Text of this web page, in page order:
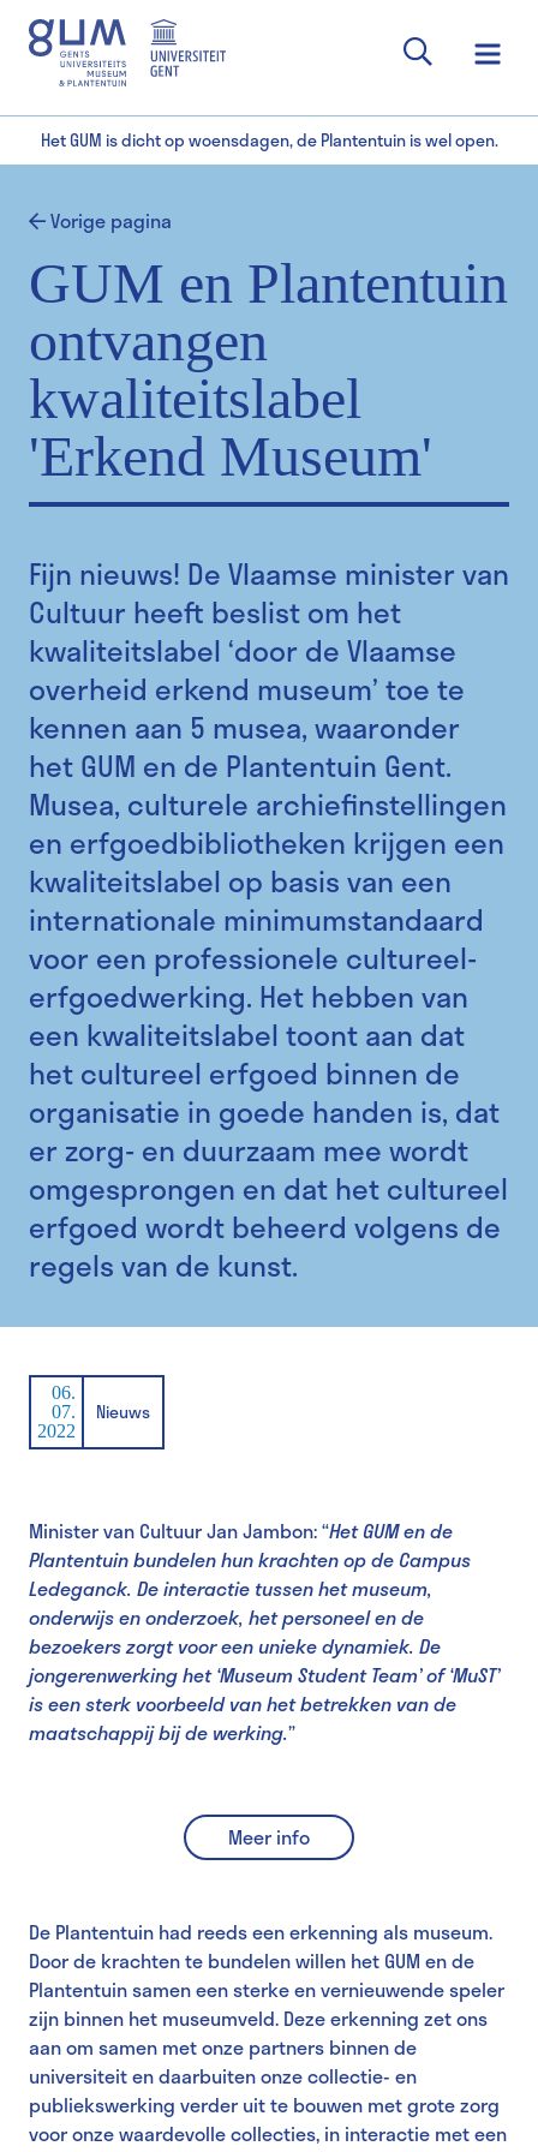
Het GUM is dicht op woensdagen, de Plantentuin is wel open.
Vorige pagina
GUM en Plantentuin
ontvangen
kwaliteitslabel
'Erkend Museum'
Fijn nieuws! De Vlaamse minister van
Cultuur heeft beslist om het
kwaliteitslabel ‘door de Vlaamse
overheid erkend museum’ toe te
kennen aan 5 musea, waaronder
het GUM en de Plantentuin Gent.
Musea, culturele archiefinstellingen
en erfgoedbibliotheken krijgen een
kwaliteitslabel op basis van een
internationale minimumstandaard
voor een professionele cultureel-
erfgoedwerking. Het hebben van
een kwaliteitslabel toont aan dat
het cultureel erfgoed binnen de
organisatie in goede handen is, dat
er zorg- en duurzaam mee wordt
omgesprongen en dat het cultureel
erfgoed wordt beheerd volgens de
regels van de kunst.
06.
07.
2022
Nieuws
Minister van Cultuur Jan Jambon: “Het GUM en de
Plantentuin bundelen hun krachten op de Campus
Ledeganck. De interactie tussen het museum,
onderwijs en onderzoek, het personeel en de
bezoekers zorgt voor een unieke dynamiek. De
jongerenwerking het ‘Museum Student Team’ of ‘MuST’
is een sterk voorbeeld van het betrekken van de
maatschappij bij de werking.”
Meer info
De Plantentuin had reeds een erkenning als museum.
Door de krachten te bundelen willen het GUM en de
Plantentuin samen een sterke en vernieuwende speler
zijn binnen het museumveld. Deze erkenning zet ons
aan om samen met onze partners binnen de
universiteit en daarbuiten onze collectie- en
publiekswerking verder uit te bouwen met grote zorg
voor onze waardevolle collecties, in interactie met een